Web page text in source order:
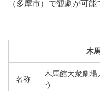
（多摩市）で観劇が可能
木
名称
木馬館大衆劇場
う